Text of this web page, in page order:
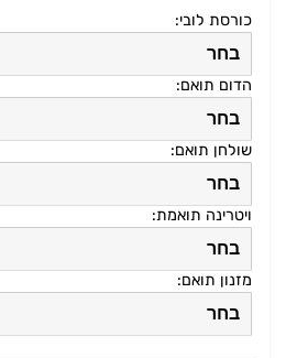
כורסת לובי:
בחר
הדום תואם:
בחר
שולחן תואם:
בחר
ויטרינה תואמת:
בחר
מזנון תואם:
בחר